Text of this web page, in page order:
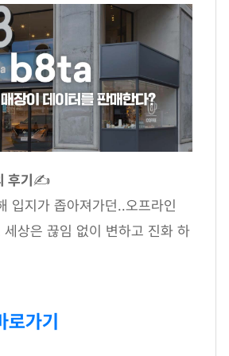
후기 ✍
입지가 좁아져가던..오프라인
상은 끊임 없이 변하고 진화 하
가기